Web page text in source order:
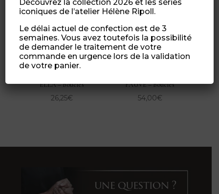
Promo !
ELLA – Boucles
26,25€
FAUVE – Boucles
54,00€
Découvrez la collection 2026 et les séries
iconiques de l’atelier Hélène Ripoll.
Le délai actuel de confection est de 3
semaines. Vous avez toutefois la possibilité
de demander le traitement de votre
commande en urgence lors de la validation
de votre panier.